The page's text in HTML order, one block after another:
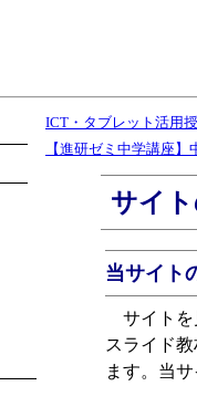
ICT・タブレット活用
【進研ゼミ中学講座
サイ
当サイト
サイトを
スライド
ます。当